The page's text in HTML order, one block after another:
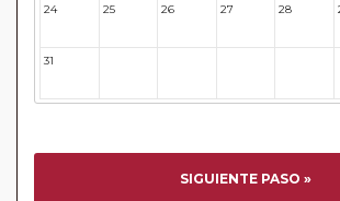
para poder disfrutar por su cuenta en las
activas y bellas de Europa. Durante estos
vuelos incluidos, éstos se emitirán en
Reservas a compartir:serán aceptadas
Compartir" de viajeros individuales en
24 25 26 27 28
31
SIGUIENTE PASO »